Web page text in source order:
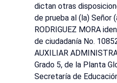
dictan otras
de prueba al (la) Señor
RODRIGUEZ MORA
de ciudadanía No.
AUXILIAR
Grado 5, de la Planta
Secretaría de